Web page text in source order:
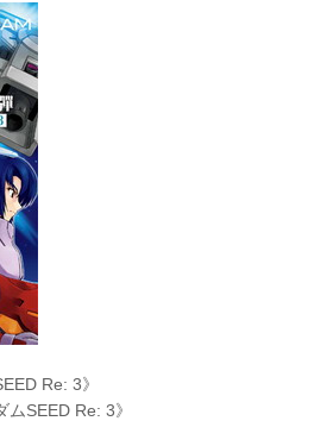
Re: 3》
ムSEED Re: 3》